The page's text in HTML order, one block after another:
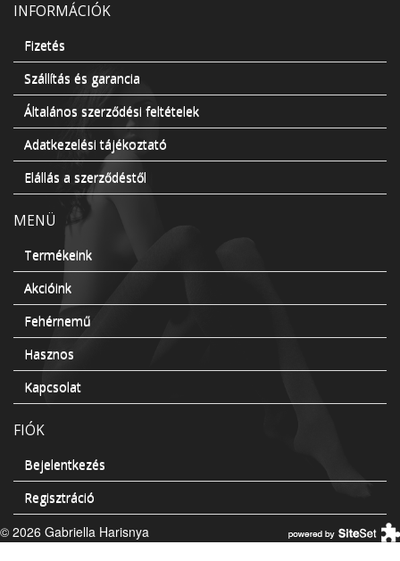
INFORMÁCIÓK
Fizetés
Szállítás és garancia
Általános szerződési feltételek
Adatkezelési tájékoztató
Elállás a szerződéstől
MENÜ
Termékeink
Akcióink
Fehérnemű
Hasznos
Kapcsolat
FIÓK
Bejelentkezés
Regisztráció
© 2026 Gabriella Harisnya